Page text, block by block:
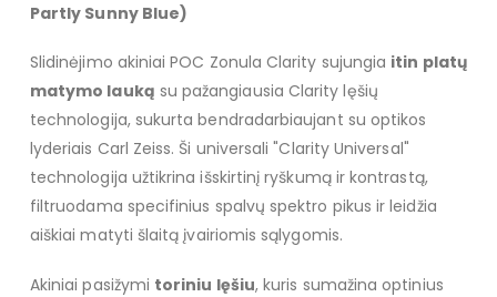
Partly Sunny Blue)
Slidinėjimo akiniai POC Zonula Clarity sujungia itin platų
matymo lauką su pažangiausia Clarity lęšių
technologija, sukurta bendradarbiaujant su optikos
lyderiais Carl Zeiss. Ši universali "Clarity Universal"
technologija užtikrina išskirtinį ryškumą ir kontrastą,
filtruodama specifinius spalvų spektro pikus ir leidžia
aiškiai matyti šlaitą įvairiomis sąlygomis.
Akiniai pasižymi toriniu lęšiu, kuris sumažina optinius